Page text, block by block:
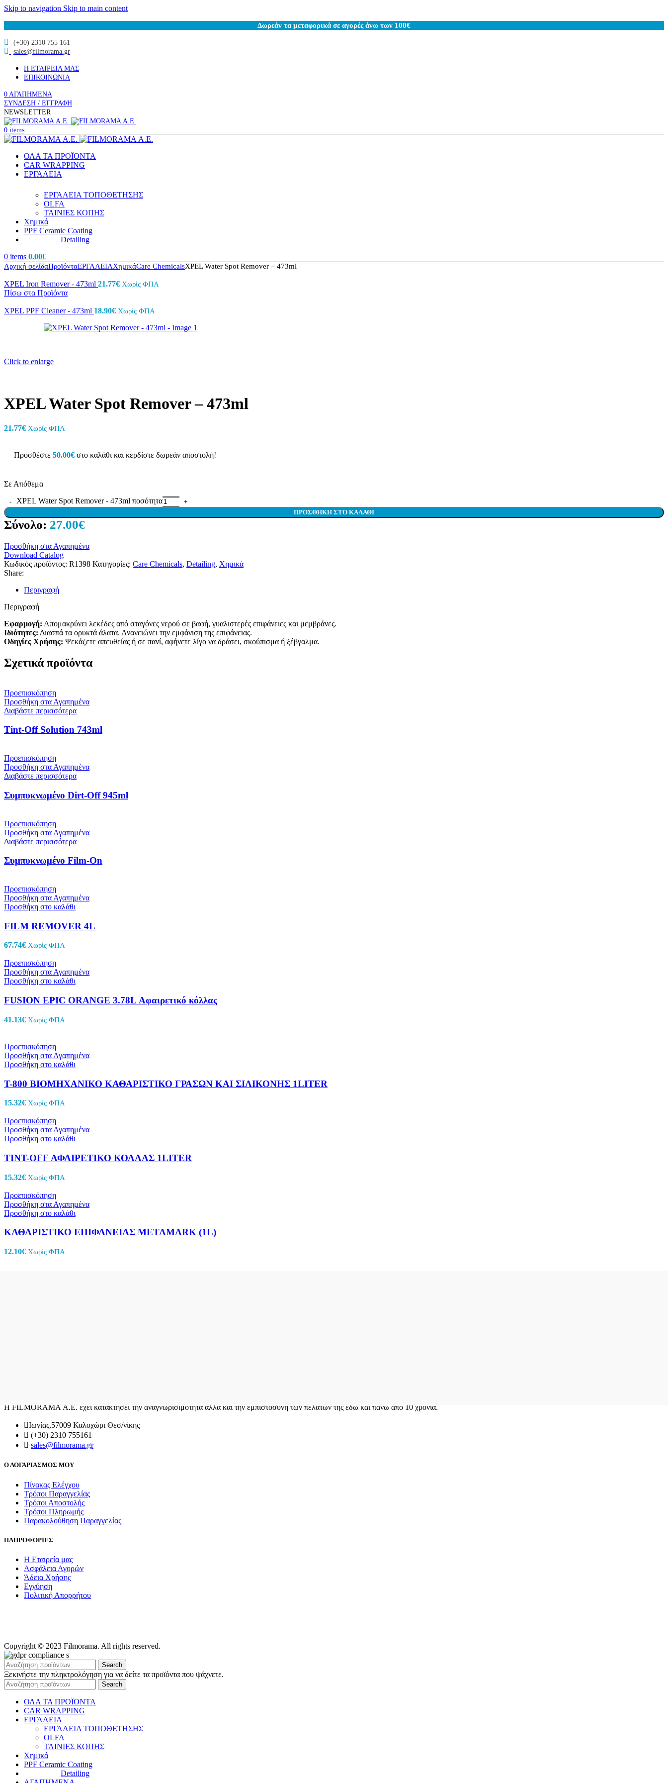
Skip to navigation Skip to main content
Δωρεάν τα μεταφορικά σε αγορές άνω των 100€
(+30) 2310 755 161
sales@filmorama.gr
Η ΕΤΑΙΡΕΙΑ ΜΑΣ
ΕΠΙΚΟΙΝΩΝΙΑ
0 ΑΓΑΠΗΜΕΝΑ
ΣΥΝΔΕΣΗ / ΕΓΓΡΑΦΗ
NEWSLETTER
0 items
ΟΛΑ ΤΑ ΠΡΟΪΟΝΤΑ
CAR WRAPPING
ΕΡΓΑΛΕΙΑ
ΕΡΓΑΛΕΙΑ ΤΟΠΟΘΕΤΗΣΗΣ
OLFA
ΤΑΙΝΙΕΣ ΚΟΠΗΣ
Χημικά
PPF Ceramic Coating
Detailing
0 items 0.00€
Αρχική σελίδαΠροϊόνταΕΡΓΑΛΕΙΑΧημικάCare ChemicalsXPEL Water Spot Remover – 473ml
XPEL Iron Remover - 473ml 21.77€ Χωρίς ΦΠΑ
Πίσω στα Προϊόντα
XPEL PPF Cleaner - 473ml 18.90€ Χωρίς ΦΠΑ
Click to enlarge
XPEL Water Spot Remover – 473ml
21.77€ Χωρίς ΦΠΑ
Προσθέστε 50.00€ στο καλάθι και κερδίστε δωρεάν αποστολή!
Σε Απόθεμα
XPEL Water Spot Remover - 473ml ποσότητα
ΠΡΟΣΘΉΚΗ ΣΤΟ ΚΑΛΆΘΙ
Σύνολο: 27.00€
Προσθήκη στα Αγαπημένα
Download Catalog
Κωδικός προϊόντος: R1398 Κατηγορίες: Care Chemicals, Detailing, Χημικά
Share:
Περιγραφή
Περιγραφή
Εφαρμογή: Απομακρύνει λεκέδες από σταγόνες νερού σε βαφή, γυαλιστερές επιφάνειες και μεμβράνες.
Ιδιότητες: Διασπά τα ορυκτά άλατα. Ανανειώνει την εμφάνιση της επιφάνειας.
Οδηγίες Χρήσης: Ψεκάζετε απευθείας ή σε πανί, αφήνετε λίγο να δράσει, σκούπισμα ή ξέβγαλμα.
Σχετικά προϊόντα
Προεπισκόπηση
Προσθήκη στα Αγαπημένα
Διαβάστε περισσότερα
Tint-Off Solution 743ml
Προεπισκόπηση
Προσθήκη στα Αγαπημένα
Διαβάστε περισσότερα
Συμπυκνωμένο Dirt-Off 945ml
Προεπισκόπηση
Προσθήκη στα Αγαπημένα
Διαβάστε περισσότερα
Συμπυκνωμένο Film-On
Προεπισκόπηση
Προσθήκη στα Αγαπημένα
Προσθήκη στο καλάθι
FILM REMOVER 4L
67.74€ Χωρίς ΦΠΑ
Προεπισκόπηση
Προσθήκη στα Αγαπημένα
Προσθήκη στο καλάθι
FUSION EPIC ORANGE 3.78L Αφαιρετικό κόλλας
41.13€ Χωρίς ΦΠΑ
Προεπισκόπηση
Προσθήκη στα Αγαπημένα
Προσθήκη στο καλάθι
Τ-800 ΒΙΟΜΗΧΑΝΙΚΟ ΚΑΘΑΡΙΣΤΙΚΟ ΓΡΑΣΩΝ ΚΑΙ ΣΙΛΙΚΟΝΗΣ 1LITER
15.32€ Χωρίς ΦΠΑ
Προεπισκόπηση
Προσθήκη στα Αγαπημένα
Προσθήκη στο καλάθι
TINT-OFF ΑΦΑΙΡΕΤΙΚΟ ΚΟΛΛΑΣ 1LITER
15.32€ Χωρίς ΦΠΑ
Προεπισκόπηση
Προσθήκη στα Αγαπημένα
Προσθήκη στο καλάθι
ΚΑΘΑΡΙΣΤΙΚΟ ΕΠΙΦΑΝΕΙΑΣ METAMARK (1L)
12.10€ Χωρίς ΦΠΑ
Η FILMORAMA Α.Ε. έχει κατακτήσει την αναγνωρισιμότητα αλλά και την εμπιστοσύνη των πελατών της εδώ και πάνω από 10 χρόνια.
Ιωνίας,57009 Καλοχώρι Θεσ/νίκης
(+30) 2310 755161
sales@filmorama.gr
Ο ΛΟΓΑΡΙΑΣΜΟΣ ΜΟΥ
Πίνακας Ελέγχου
Τρόποι Παραγγελίας
Τρόποι Αποστολής
Τρόποι Πληρωμής
Παρακολούθηση Παραγγελίας
ΠΛΗΡΟΦΟΡΙΕΣ
Η Εταιρεία μας
Ασφάλεια Αγορών
Άδεια Χρήσης
Εγγύηση
Πολιτική Απορρήτου
Copyright © 2023 Filmorama. All rights reserved.
Search
Ξεκινήστε την πληκτρολόγηση για να δείτε τα προϊόντα που ψάχνετε.
Search
ΟΛΑ ΤΑ ΠΡΟΪΟΝΤΑ
CAR WRAPPING
ΕΡΓΑΛΕΙΑ
ΕΡΓΑΛΕΙΑ ΤΟΠΟΘΕΤΗΣΗΣ
OLFA
ΤΑΙΝΙΕΣ ΚΟΠΗΣ
Χημικά
PPF Ceramic Coating
Detailing